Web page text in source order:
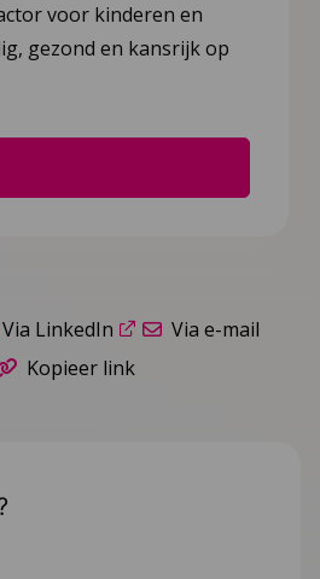
voor kinderen en
gezond en kansrijk op
Via LinkedIn
Via e-mail
Kopieer link